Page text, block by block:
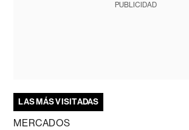
PUBLICIDAD
LAS MÁS VISITADAS
MERCADOS